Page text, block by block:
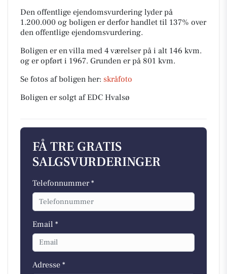
Den offentlige ejendomsvurdering lyder på
1.200.000 og boligen er derfor handlet til 137% over
den offentlige ejendomsvurdering.
Boligen er en villa med 4 værelser på i alt 146 kvm.
og er opført i 1967. Grunden er på 801 kvm.
Se fotos af boligen her: skråfoto
Boligen er solgt af EDC Hvalsø
FÅ TRE GRATIS
SALGSVURDERINGER
Telefonnummer *
Email *
Adresse *